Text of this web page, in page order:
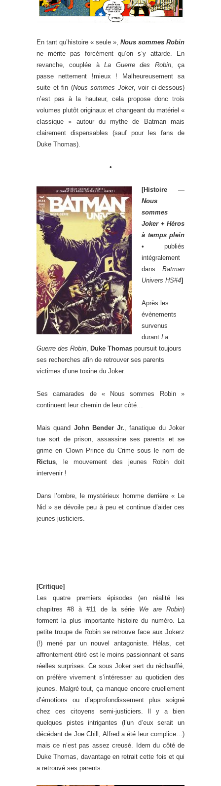
En tant qu’histoire « seule », Nous sommes Robin
ne mérite pas forcément qu’on s’y attarde. En
revanche, couplée àLa Guerre des Robin, ça
passe nettement !mieux ! Malheureusement sa
suite et fin (Nous sommes Joker, voir ci-dessous)
n’est pas à la hauteur, cela propose donc trois
volumes plutôt originaux et changeant du matériel «
classique » autour du mythe de Batman mais
clairement dispensables (sauf pour les fans de
Duke Thomas).
•
[Histoire —
Nous
sommes
Joker+ Héros
à temps plein
• publiés
intégralement
dans Batman
Univers HS#4]
Après les
évènements
survenus
durant La
Guerre des Robin
Duke Thomas poursuit toujours
ses recherches afin de retrouver ses parents
victimes d’une toxine du Joker.
Ses camarades de « Nous sommes Robin »
continuent leur chemin de leur côté…
Mais quand John Bender Jr. , fanatique du Joker
tue sort de prison, assassine ses parents et se
grime en Clown Prince du Crime sous le nom de
Rictus , le mouvement des jeunes Robin doit
intervenir !
Dans l’ombre, le mystérieux homme derrière « Le
Nid » se dévoile peu à peu et continue d’aider ces
jeunes justiciers.
[Critique]
Les quatre premiers épisodes (en réalité les
chapitres #8 à #11 de la série We are Robin)
forment la plus importante histoire du numéro. La
petite troupe de Robin se retrouve face aux Jokerz
(!) mené par un nouvel antagoniste. Hélas, cet
affrontement étiré est le moins passionnant et sans
réelles surprises. Ce sous Joker sert du réchauffé,
on préfère vivement s’intéresser au quotidien des
jeunes. Malgré tout, ça manque encore cruellement
d’émotions ou d’approfondissement plus soigné
chez ces citoyens semi-justiciers. Il y a bien
quelques pistes intrigantes (l’un d’eux serait un
décédant de Joe Chill, Alfred a été leur complice…)
mais ce n’est pas assez creusé. Idem du côté de
Duke Thomas, davantage en retrait cette fois et qui
a retrouvé ses parents.